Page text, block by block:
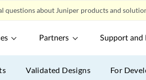
questions about Juniper products and
Partners Support and
Validated Designs For